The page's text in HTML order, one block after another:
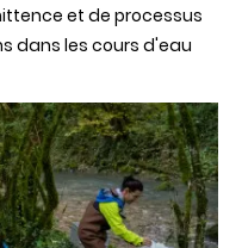
et de processus
dans les cours d'eau